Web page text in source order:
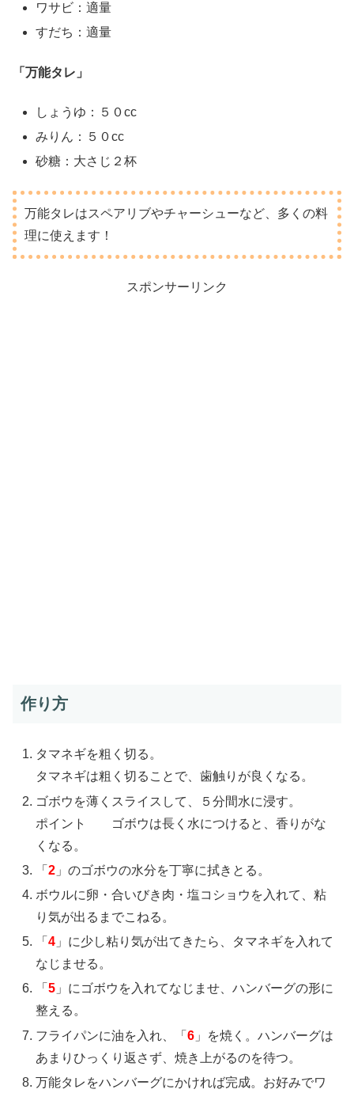
ワサビ：適量
すだち：適量
「万能タレ」
しょうゆ：５０cc
みりん：５０cc
砂糖：大さじ２杯
万能タレはスペアリブやチャーシューなど、多くの料
理に使えます！
スポンサーリンク
作り方
タマネギを粗く切る。
タマネギは粗く切ることで、歯触りが良くなる。
ゴボウを薄くスライスして、５分間水に浸す。
ポイント ゴボウは長く水につけると、香りがな
くなる。
「2 」のゴボウの水分を丁寧に拭きとる。
ボウルに卵・合いびき肉・塩コショウを入れて、粘
り気が出るまでこねる。
「4 」に少し粘り気が出てきたら、タマネギを入れて
なじませる。
「5 」にゴボウを入れてなじませ、ハンバーグの形に
整える。
フライパンに油を入れ、「6 」を焼く。ハンバーグは
あまりひっくり返さず、焼き上がるのを待つ。
万能タレをハンバーグにかければ完成。お好みでワ